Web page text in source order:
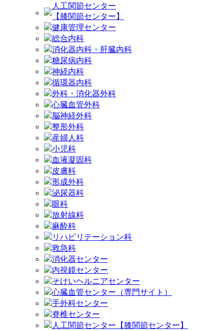
人工関節センター
【膝関節センター】
健康管理センター
総合内科
消化器内科・肝臓内科
糖尿病内科
神経内科
循環器内科
外科・消化器外科
心臓血管外科
脳神経外科
整形外科
産婦人科
小児科
血液凝固科
皮膚科
形成外科
泌尿器科
眼科
放射線科
麻酔科
リハビリテーション科
救急科
消化器センター
内視鏡センター
そけいヘルニアセンター
心臓血管センター（専門サイト）
手外科センター
脊椎センター
人工関節センター【膝関節センター】